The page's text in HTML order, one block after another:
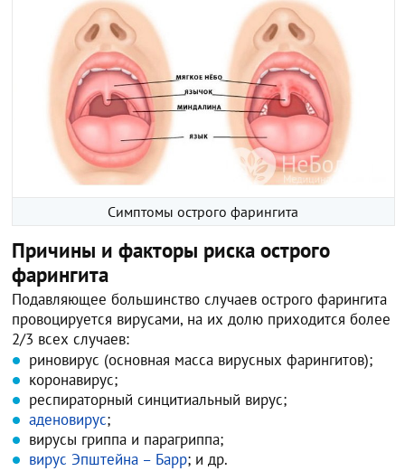
Симптомы острого фарингита
Причины и факторы риска острого
фарингита
Подавляющее большинство случаев острого фарингита
провоцируется вирусами, на их долю приходится более
2/3 всех случаев:
риновирус (основная масса вирусных фарингитов);
коронавирус;
респираторный синцитиальный вирус;
аденовирус;
вирусы гриппа и парагриппа;
вирус Эпштейна – Барр; и др.